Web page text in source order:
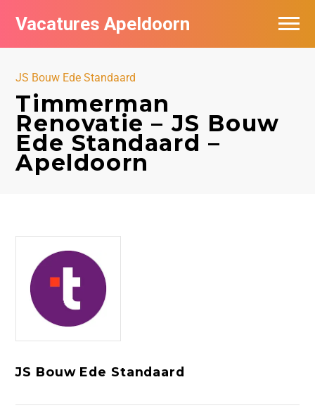
Vacatures Apeldoorn
JS Bouw Ede Standaard
Timmerman
Renovatie – JS Bouw
Ede Standaard –
Apeldoorn
JS Bouw Ede Standaard
Vacatures per bedrijf
Nieuwsbrief feed